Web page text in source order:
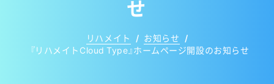
せ
リハメイト / お知らせ /
『リハメイトCloud Type』ホームページ開設のお知らせ